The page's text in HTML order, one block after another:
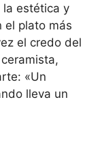
la estética y
el plato más
el credo del
«Un
lleva un